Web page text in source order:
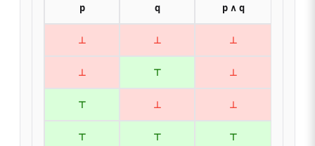
p q p ∧ q
⊥ ⊥ ⊥
⊥ ⊤ ⊥
⊤ ⊥ ⊥
⊤ ⊤ ⊤